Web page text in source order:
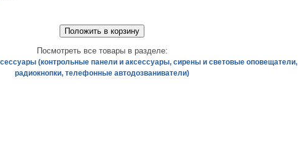
Посмотреть все товары в разделе:
(контрольные панели и аксессуары, сирены и световые оповещатели,
радиокнопки, телефонные автодозваниватели)